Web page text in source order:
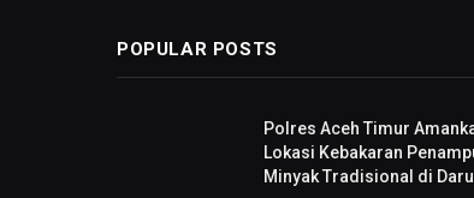
POPULAR POSTS
Polres Aceh Timur
Lokasi Kebakaran
Minyak Tradisional di